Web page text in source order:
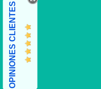
OPINIONES CLIENTES